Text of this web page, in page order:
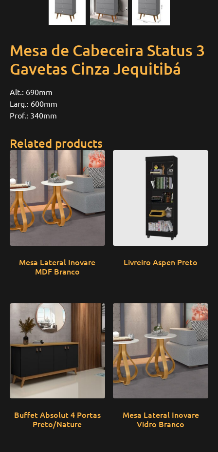
Mesa de Cabeceira Status 3
Gavetas Cinza Jequitibá
Alt.: 690mm
Larg.: 600mm
Prof.: 340mm
Related products
Mesa Lateral Inovare
MDF Branco
Livreiro Aspen Preto
Buffet Absolut 4 Portas
Preto/Nature
Mesa Lateral Inovare
Vidro Branco